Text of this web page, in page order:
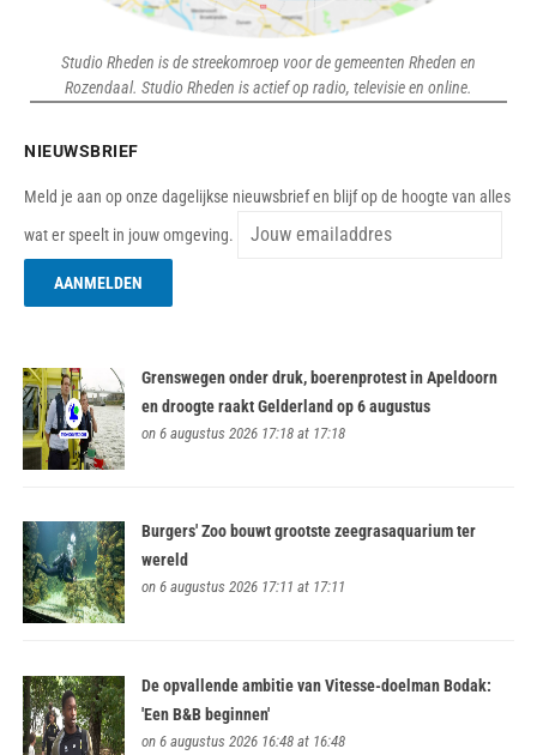
Studio Rheden is de streekomroep voor de gemeenten Rheden en
Rozendaal. Studio Rheden is actief op radio, televisie en online.
NIEUWSBRIEF
Meld je aan op onze dagelijkse nieuwsbrief en blijf op de hoogte van alles
wat er speelt in jouw omgeving.
Grenswegen onder druk, boerenprotest in Apeldoorn
en droogte raakt Gelderland op 6 augustus
on 6 augustus 2026 17:18 at 17:18
Burgers' Zoo bouwt grootste zeegrasaquarium ter
wereld
on 6 augustus 2026 17:11 at 17:11
De opvallende ambitie van Vitesse-doelman Bodak:
'Een B&B beginnen'
on 6 augustus 2026 16:48 at 16:48